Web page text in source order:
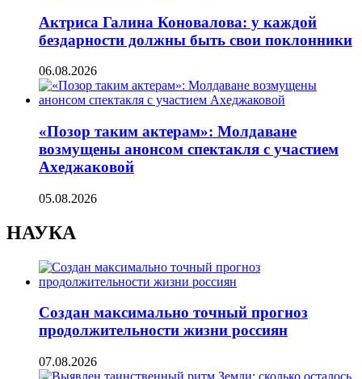
Актриса Галина Коновалова: у каждой
бездарности должны быть свои поклонники
06.08.2026
«Позор таким актерам»: Молдаване
возмущены анонсом спектакля с участием
Ахеджаковой
05.08.2026
НАУКА
Создан максимально точный прогноз
продолжительности жизни россиян
07.08.2026